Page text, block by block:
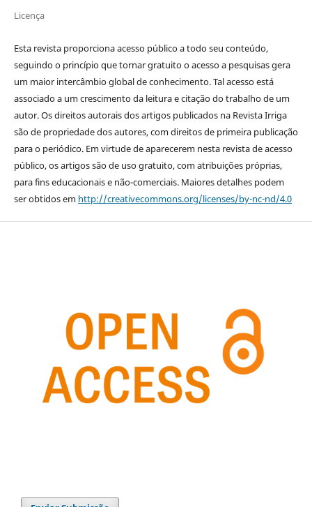
Licença
Esta revista proporciona acesso público a todo seu conteúdo,
seguindo o princípio que tornar gratuito o acesso a pesquisas gera
um maior intercâmbio global de conhecimento. Tal acesso está
associado a um crescimento da leitura e citação do trabalho de um
autor. Os direitos autorais dos artigos publicados na Revista Irriga
são de propriedade dos autores, com direitos de primeira publicação
para o periódico. Em virtude de aparecerem nesta revista de acesso
público, os artigos são de uso gratuito, com atribuições próprias,
para fins educacionais e não-comerciais. Maiores detalhes podem
ser obtidos em http://creativecommons.org/licenses/by-nc-nd/4.0